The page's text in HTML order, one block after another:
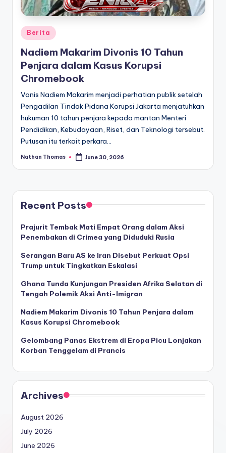
Posted
in
Berita
Nadiem Makarim Divonis 10 Tahun
Penjara dalam Kasus Korupsi
Chromebook
Vonis Nadiem Makarim menjadi perhatian publik setelah
Pengadilan Tindak Pidana Korupsi Jakarta menjatuhkan
hukuman 10 tahun penjara kepada mantan Menteri
Pendidikan, Kebudayaan, Riset, dan Teknologi tersebut.
Putusan itu terkait perkara…
Posted
Nathan Thomas June 30, 2026
Recent Posts
Prajurit Tembak Mati Empat Orang dalam Aksi
Penembakan di Crimea yang Diduduki Rusia
Serangan Baru AS ke Iran Disebut Perkuat Opsi
Trump untuk Tingkatkan Eskalasi
Ghana Tunda Kunjungan Presiden Afrika Selatan di
Tengah Polemik Aksi Anti-Imigran
Nadiem Makarim Divonis 10 Tahun Penjara dalam
Kasus Korupsi Chromebook
Gelombang Panas Ekstrem di Eropa Picu Lonjakan
Korban Tenggelam di Prancis
Archives
August 2026
July 2026
June 2026